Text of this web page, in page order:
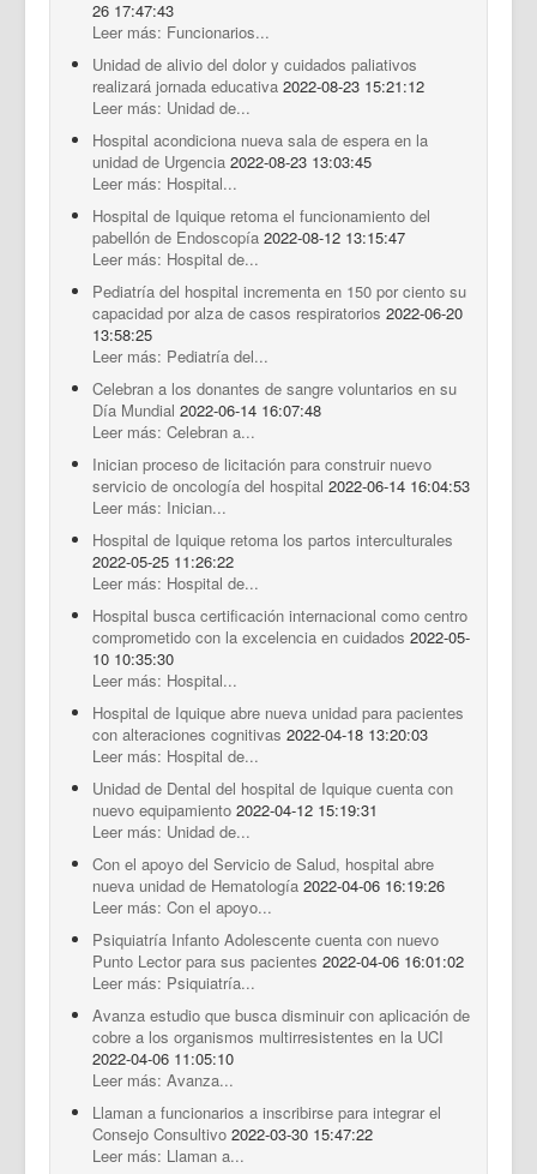
26 17:47:43
Leer más: Funcionarios...
Unidad de alivio del dolor y cuidados paliativos
realizará jornada educativa 2022-08-23 15:21:12
Leer más: Unidad de...
Hospital acondiciona nueva sala de espera en la
unidad de Urgencia 2022-08-23 13:03:45
Leer más: Hospital...
Hospital de Iquique retoma el funcionamiento del
pabellón de Endoscopía 2022-08-12 13:15:47
Leer más: Hospital de...
Pediatría del hospital incrementa en 150 por ciento su
capacidad por alza de casos respiratorios 2022-06-20
13:58:25
Leer más: Pediatría del...
Celebran a los donantes de sangre voluntarios en su
Día Mundial 2022-06-14 16:07:48
Leer más: Celebran a...
Inician proceso de licitación para construir nuevo
servicio de oncología del hospital 2022-06-14 16:04:53
Leer más: Inician...
Hospital de Iquique retoma los partos interculturales
2022-05-25 11:26:22
Leer más: Hospital de...
Hospital busca certificación internacional como centro
comprometido con la excelencia en cuidados 2022-05-
10 10:35:30
Leer más: Hospital...
Hospital de Iquique abre nueva unidad para pacientes
con alteraciones cognitivas 2022-04-18 13:20:03
Leer más: Hospital de...
Unidad de Dental del hospital de Iquique cuenta con
nuevo equipamiento 2022-04-12 15:19:31
Leer más: Unidad de...
Con el apoyo del Servicio de Salud, hospital abre
nueva unidad de Hematología 2022-04-06 16:19:26
Leer más: Con el apoyo...
Psiquiatría Infanto Adolescente cuenta con nuevo
Punto Lector para sus pacientes 2022-04-06 16:01:02
Leer más: Psiquiatría...
Avanza estudio que busca disminuir con aplicación de
cobre a los organismos multirresistentes en la UCI
2022-04-06 11:05:10
Leer más: Avanza...
Llaman a funcionarios a inscribirse para integrar el
Consejo Consultivo 2022-03-30 15:47:22
Leer más: Llaman a...